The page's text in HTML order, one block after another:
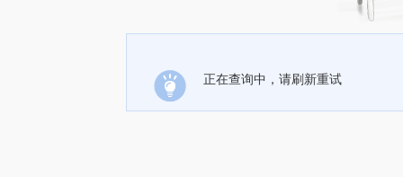
正在查询中，请刷新重试